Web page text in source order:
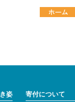
姿 寄付について